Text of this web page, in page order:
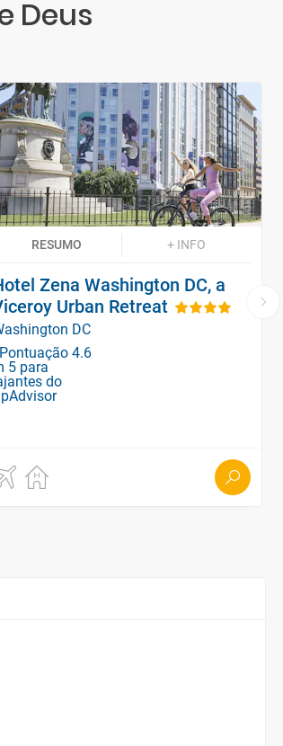
Deus
RESUMO + INFO
Zena Washington DC, a
Urban Retreat
DC